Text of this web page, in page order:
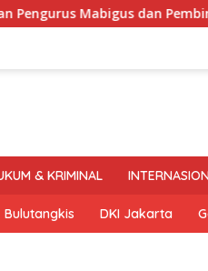
dan Pembina Gudep
& KRIMINAL
Bulutangkis DKI Jakarta